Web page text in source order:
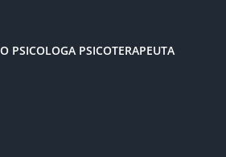
PSICOLOGA PSICOTERAPEUTA